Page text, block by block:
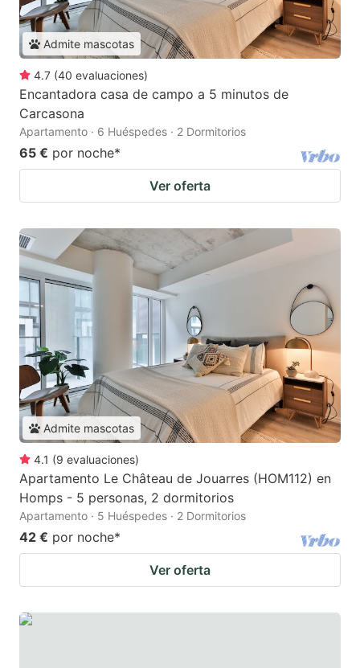
Admite mascotas
4.7 (40 evaluaciones)
Encantadora casa de campo a 5 minutos de
Carcasona
Apartamento · 6 Huéspedes · 2 Dormitorios
65 € por noche*
Ver oferta
Admite mascotas
4.1 (9 evaluaciones)
Apartamento Le Château de Jouarres (HOM112) en
Homps - 5 personas, 2 dormitorios
Apartamento · 5 Huéspedes · 2 Dormitorios
42 € por noche*
Ver oferta